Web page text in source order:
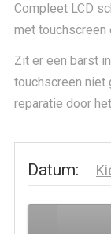
Compleet LCD
met touchscreen
Zit er een barst
touchscreen niet
reparatie door
Datum: